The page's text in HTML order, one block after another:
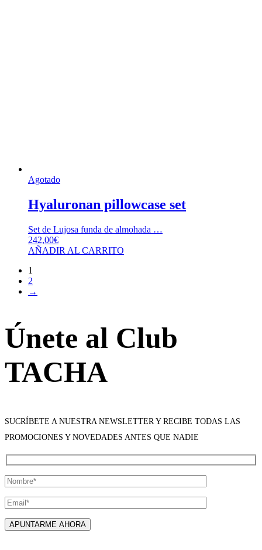
Agotado
Hyaluronan pillowcase set
Set de Lujosa funda de almohada …
242,00€
AÑADIR AL CARRITO
1
2
→
Únete al Club
TACHA
SUCRÍBETE A NUESTRA NEWSLETTER Y RECIBE TODAS LAS
PROMOCIONES Y NOVEDADES ANTES QUE NADIE